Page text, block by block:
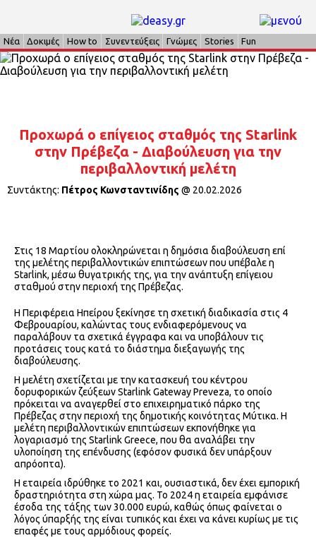
Νέα Δοκιμές How to Συνεντεύξεις Γνώμες Stories Fun
Προχωρά ο επίγειος σταθμός της Starlink
στην Πρέβεζα - Διαβούλευση για την
περιβαλλοντική μελέτη
Συντάκτης: Πέτρος Κωνσταντινίδης @ 20.02.2026
Στις 18 Μαρτίου ολοκληρώνεται η δημόσια διαβούλευση επί
της μελέτης περιβαλλοντικών επιπτώσεων που υπέβαλε η
Starlink, μέσω θυγατρικής της, για την ανάπτυξη επίγειου
σταθμού στην περιοχή της Πρέβεζας.
Η Περιφέρεια Ηπείρου ξεκίνησε τη σχετική διαδικασία στις 4
Φεβρουαρίου, καλώντας τους ενδιαφερόμενους να
παραλάβουν τα σχετικά έγγραφα και να υποβάλουν τις
προτάσεις τους κατά το διάστημα διεξαγωγής της
διαβούλευσης.
Η μελέτη σχετίζεται με την κατασκευή του κέντρου
δορυφορικών ζεύξεων Starlink Gateway Preveza, το οποίο
πρόκειται να αναγερθεί στο επιχειρηματικό πάρκο της
Πρέβεζας στην περιοχή της δημοτικής κοινότητας Μύτικα. Η
μελέτη περιβαλλοντικών επιπτώσεων εκπονήθηκε για
λογαριασμό της Starlink Greece, που θα αναλάβει την
υλοποίηση της επένδυσης (εφόσον φυσικά δεν υπάρξουν
απρόοπτα).
Η εταιρεία ιδρύθηκε το 2021 και, ουσιαστικά, δεν έχει εμπορική
δραστηριότητα στη χώρα μας. Το 2024 η εταιρεία εμφάνισε
έσοδα της τάξης των 30.000 ευρώ, καθώς όπως φαίνεται ο
λόγος ύπαρξής της είναι τυπικός και έχει να κάνει κυρίως με τις
επαφές με τους αρμόδιους φορείς.